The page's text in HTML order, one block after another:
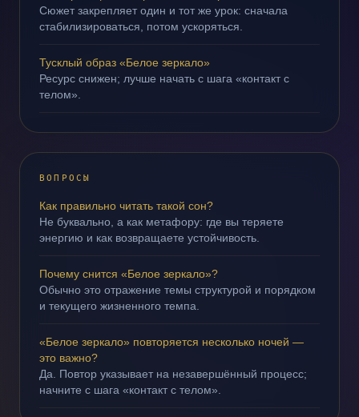
Сюжет закрепляет один и тот же урок: сначала
стабилизироваться, потом ускоряться.
Тусклый образ «Белое зеркало»
Ресурс снижен; лучше начать с шага «контакт с
телом».
ВОПРОСЫ
Как правильно читать такой сон?
Не буквально, а как метафору: где вы теряете
энергию и как возвращаете устойчивость.
Почему снится «Белое зеркало»?
Обычно это отражение темы структурой и порядком
и текущего жизненного темпа.
«Белое зеркало» повторяется несколько ночей —
это важно?
Да. Повтор указывает на незавершённый процесс;
начните с шага «контакт с телом».